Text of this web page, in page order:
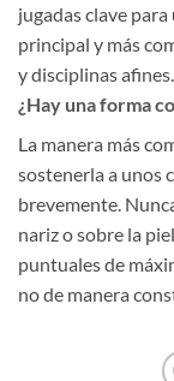
jugadas clave
principal y más
y disciplinas afines.
¿Hay una forma
La manera más
sostenerla a unos
brevemente.
nariz o sobre la
puntuales de
no de manera